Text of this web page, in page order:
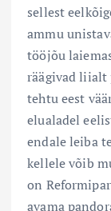
sellest
ammu
tööjõu
räägivad liialt
tehtu eest
elualadel
endale leiba
kellele võib
on
avama